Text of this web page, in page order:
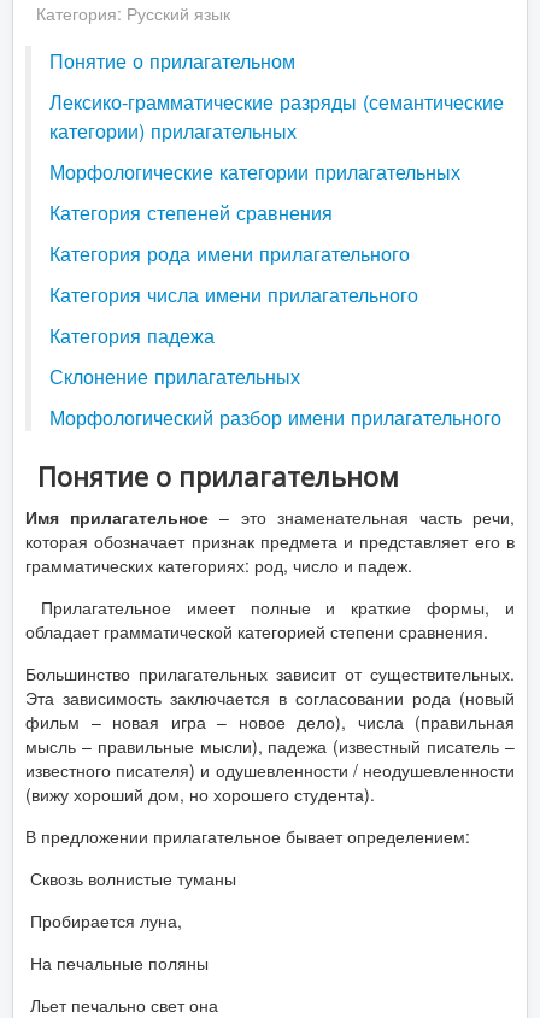
Категория: Русский язык
Понятие о прилагательном
Лексико-грамматические разряды (семантические
категории) прилагательных
Морфологические категории прилагательных
Категория степеней сравнения
Категория рода имени прилагательного
Категория числа имени прилагательного
Категория падежа
Склонение прилагательных
Морфологический разбор имени прилагательного
Понятие о прилагательном
Имя прилагательное – это знаменательная часть речи,
которая обозначает признак предмета и представляет его в
грамматических категориях: род, число и падеж.
Прилагательное имеет полные и краткие формы, и
обладает грамматической категорией степени сравнения.
Большинство прилагательных зависит от существительных.
Эта зависимость заключается в согласовании рода (новый
фильм – новая игра – новое дело), числа (правильная
мысль – правильные мысли), падежа (известный писатель –
известного писателя) и одушевленности / неодушевленности
(вижу хороший дом, но хорошего студента).
В предложении прилагательное бывает определением:
Сквозь волнистые туманы
Пробирается луна,
На печальные поляны
Льет печально свет она